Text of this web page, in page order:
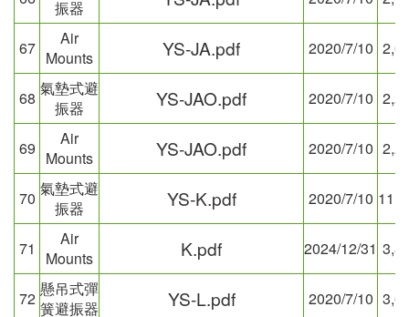
振器
67
Air
Mounts
YS-JA.pdf 2020/7/10
68 氣墊式避
振器
YS-JAO.pdf 2020/7/10
69
Air
Mounts
YS-JAO.pdf 2020/7/10
70 氣墊式避
振器
YS-K.pdf 2020/7/10
71
Air
Mounts
K.pdf 2024/12/31
72 懸吊式彈
簧避振器
YS-L.pdf 2020/7/10